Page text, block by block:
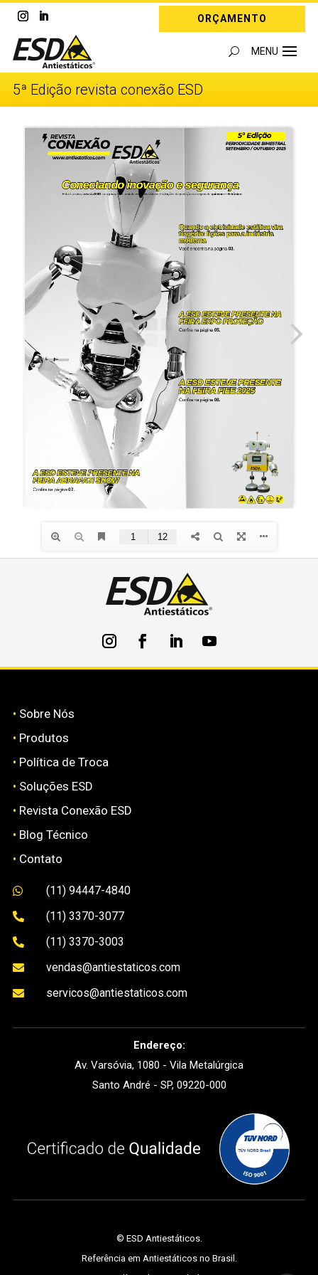
ORÇAMENTO
5ª Edição revista conexão ESD
• Sobre Nós
• Produtos
• Política de Troca
• Soluções ESD
• Revista Conexão ESD
• Blog Técnico
• Contato
 (11) 94447-4840
 (11) 3370-3077
 (11) 3370-3003
 vendas@antiestaticos.com
 servicos@antiestaticos.com
Endereço:
Av. Varsóvia, 1080 - Vila Metalúrgica
Santo André - SP, 09220-000
© ESD Antiestáticos.
Referência em Antiestáticos no Brasil.